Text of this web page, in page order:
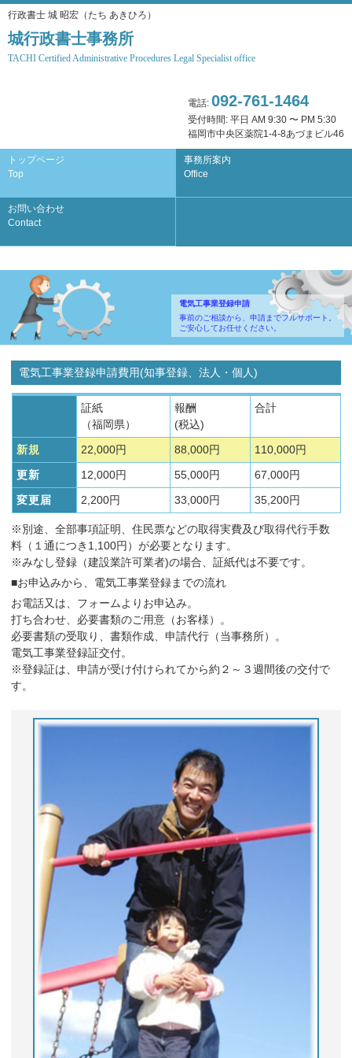
行政書士 城 昭宏（たち あきひろ）
城行政書士事務所
TACHI Certified Administrative Procedures Legal Specialist office
電話: 092-761-1464
受付時間: 平日 AM 9:30 〜 PM 5:30
福岡市中央区薬院1-4-8あづまビル46
トップページ
Top
事務所案内
Office
お問い合わせ
Contact
電気工事業登録申請
事前のご相談から、申請までフルサポート。
ご安心してお任せください。
電気工事業登録申請費用(知事登録、法人・個人)
証紙
（福岡県）
報酬
(税込)
合計
新規 22,000円 88,000円
110,000円
更新
12,000円 55,000円
67,000円
変更届
2,200円 33,000円 35,200円
※別途、全部事項証明、住民票などの取得実費及び取得代行手数
料（１通につき1,100円）が必要となります。
※みなし登録（建設業許可業者)の場合、証紙代は不要です。
■お申込みから、電気工事業登録までの流れ
お電話又は、フォームよりお申込み。
打ち合わせ、必要書類のご用意（お客様）。
必要書類の受取り、書類作成、申請代行（当事務所）。
電気工事業登録証交付。
※登録証は、申請が受け付けられてから約２～３週間後の交付で
す。